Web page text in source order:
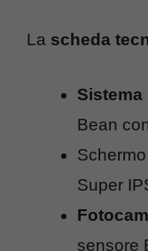
La scheda
Bean
Schermo
Super
sensore